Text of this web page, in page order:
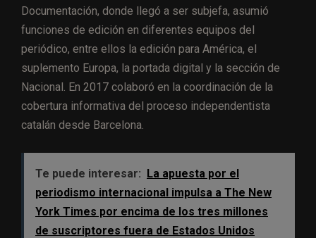
Documentación, donde llegó a ser subjefa, asumió
funciones de edición en diferentes equipos del
periódico, entre ellos la edición para América, el
suplemento Europa, la portada digital y la sección de
Nacional. En 2017 colaboró en la coordinación de la
cobertura informativa del proceso independentista
catalán desde Barcelona.
Te puede interesar: La apuesta por el
periodismo internacional impulsa a The New
York Times por encima de los tres millones
de suscriptores fuera de Estados Unidos